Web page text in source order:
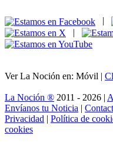
|
Ver La Noción en: Móvil |
La Noción ® 2011 - 2026 |
Envíanos tu Noticia |
Privacidad | Política de
cookies